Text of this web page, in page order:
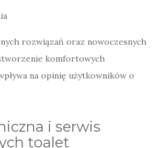
rozwiązań oraz nowoczesnych
komfortowych
na opinię użytkowników o
i serwis
toalet